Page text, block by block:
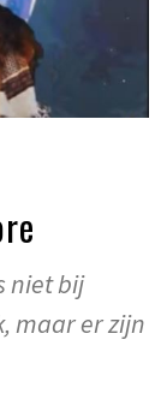
niet bij
maar er zijn